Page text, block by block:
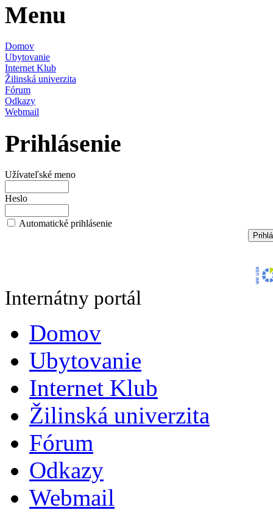
Menu
Domov
Ubytovanie
Internet Klub
Žilinská univerzita
Fórum
Odkazy
Webmail
Prihlásenie
Užívateľské meno
Heslo
Automatické prihlásenie
Internátny portál
Domov
Ubytovanie
Internet Klub
Žilinská univerzita
Fórum
Odkazy
Webmail